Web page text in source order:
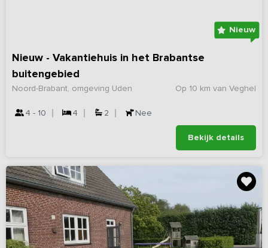
Nieuw
Nieuw - Vakantiehuis in het Brabantse
buitengebied
Op 10 km van Veghel
Noord-Brabant, omgeving Uden
4 - 10 4 2 Nee
Bekijk details